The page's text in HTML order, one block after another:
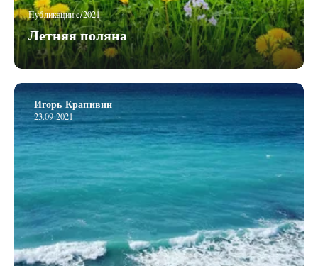
Публикации c/2021
Летняя поляна
Игорь Крапивин
23.09.2021